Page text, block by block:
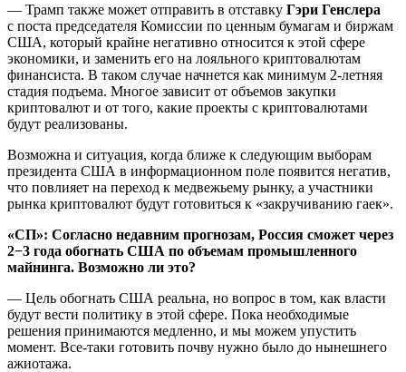
— Трамп также может отправить в отставку Гэри Генслера
с поста председателя Комиссии по ценным бумагам и биржам
США, который крайне негативно относится к этой сфере
экономики, и заменить его на лояльного криптовалютам
финансиста. В таком случае начнется как минимум 2-летняя
стадия подъема. Многое зависит от объемов закупки
криптовалют и от того, какие проекты с криптовалютами
будут реализованы.
Возможна и ситуация, когда ближе к следующим выборам
президента США в информационном поле появится негатив,
что повлияет на переход к медвежьему рынку, а участники
рынка криптовалют будут готовиться к «закручиванию гаек».
«СП»: Согласно недавним прогнозам, Россия сможет через
2−3 года обогнать США по объемам промышленного
майнинга. Возможно ли это?
— Цель обогнать США реальна, но вопрос в том, как власти
будут вести политику в этой сфере. Пока необходимые
решения принимаются медленно, и мы можем упустить
момент. Все-таки готовить почву нужно было до нынешнего
ажиотажа.